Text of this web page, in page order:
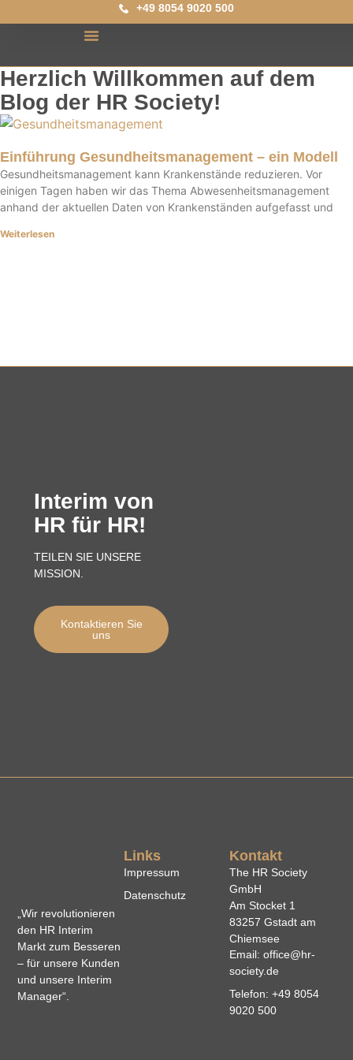
+49 8054 9020 500
Herzlich Willkommen auf dem
Blog der HR Society!
Einführung Gesundheitsmanagement – ein Modell
Gesundheitsmanagement kann Krankenstände reduzieren. Vor
einigen Tagen haben wir das Thema Abwesenheitsmanagement
anhand der aktuellen Daten von Krankenständen aufgefasst und
Weiterlesen
Interim von
HR für HR!
TEILEN SIE UNSERE
MISSION.
Kontaktieren Sie
uns
„Wir revolutionieren
den HR Interim
Markt zum Besseren
– für unsere Kunden
und unsere Interim
Manager“.
Links
Impressum
Datenschutz
Kontakt
The HR Society
GmbH
Am Stocket 1
83257 Gstadt am
Chiemsee
Email: office@hr-
society.de
Telefon: +49 8054
9020 500